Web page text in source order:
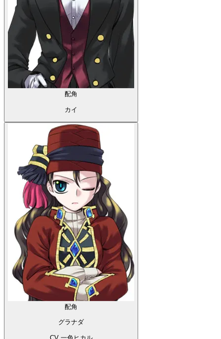
配角
カイ
配角
グラナダ